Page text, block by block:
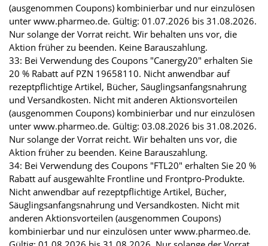
(ausgenommen Coupons) kombinierbar und nur einzulösen
unter www.pharmeo.de. Gültig: 01.07.2026 bis 31.08.2026.
Nur solange der Vorrat reicht. Wir behalten uns vor, die
Aktion früher zu beenden. Keine Barauszahlung.
33: Bei Verwendung des Coupons "Canergy20" erhalten Sie
20 % Rabatt auf PZN 19658110. Nicht anwendbar auf
rezeptpflichtige Artikel, Bücher, Säuglingsanfangsnahrung
und Versandkosten. Nicht mit anderen Aktionsvorteilen
(ausgenommen Coupons) kombinierbar und nur einzulösen
unter www.pharmeo.de. Gültig: 03.08.2026 bis 31.08.2026.
Nur solange der Vorrat reicht. Wir behalten uns vor, die
Aktion früher zu beenden. Keine Barauszahlung.
34: Bei Verwendung des Coupons "FTL20" erhalten Sie 20 %
Rabatt auf ausgewählte Frontline und Frontpro-Produkte.
Nicht anwendbar auf rezeptpflichtige Artikel, Bücher,
Säuglingsanfangsnahrung und Versandkosten. Nicht mit
anderen Aktionsvorteilen (ausgenommen Coupons)
kombinierbar und nur einzulösen unter www.pharmeo.de.